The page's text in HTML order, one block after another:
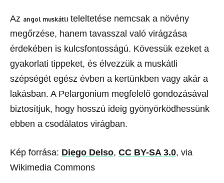
Az angol muskátli teleltetése nemcsak a növény
megőrzése, hanem tavasszal való virágzása
érdekében is kulcsfontosságú. Kövessük ezeket a
gyakorlati tippeket, és élvezzük a muskátli
szépségét egész évben a kertünkben vagy akár a
lakásban. A Pelargonium megfelelő gondozásával
biztosítjuk, hogy hosszú ideig gyönyörködhessünk
ebben a csodálatos virágban.
Kép forrása: Diego Delso, CC BY-SA 3.0, via
Wikimedia Commons